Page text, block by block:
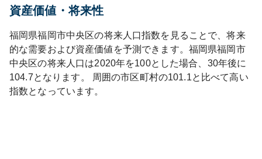
資産価値・将来性
福岡県福岡市中央区の将来人口指数を見ることで、将来
的な需要および資産価値を予測できます。 福岡県福岡市
中央区の将来人口は2020年を100とした場合、30年後に
104.7となります。 周囲の市区町村の101.1と比べて高い
指数となっています。